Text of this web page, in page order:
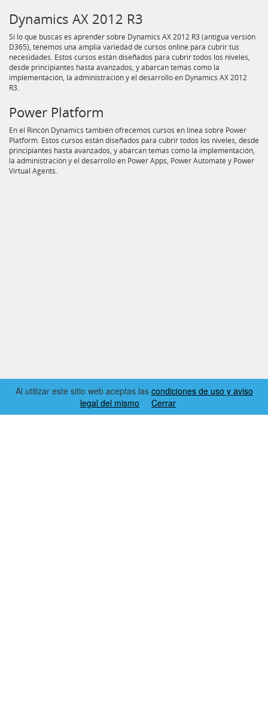
Dynamics AX 2012 R3
Si lo que buscas es aprender sobre Dynamics AX 2012 R3 (antigua versión
D365), tenemos una amplia variedad de cursos online para cubrir tus
necesidades. Estos cursos están diseñados para cubrir todos los niveles,
desde principiantes hasta avanzados, y abarcan temas como la
implementación, la administración y el desarrollo en Dynamics AX 2012
R3.
Power Platform
En el Rincón Dynamics también ofrecemos cursos en línea sobre Power
Platform. Estos cursos están diseñados para cubrir todos los niveles, desde
principiantes hasta avanzados, y abarcan temas como la implementación,
la administración y el desarrollo en Power Apps, Power Automate y Power
Virtual Agents.
Al utilizar este sitio web aceptas las condiciones de uso y aviso
legal del mismo
Cerrar